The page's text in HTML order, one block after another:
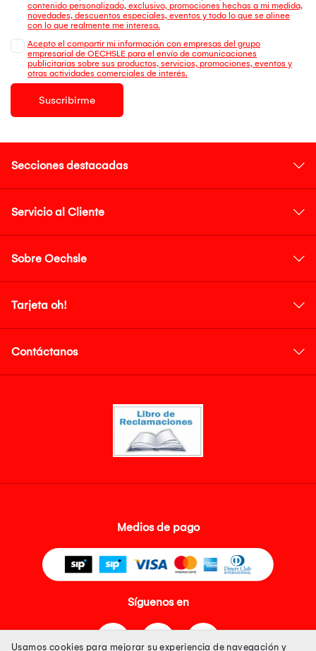
contenido personalizado, exclusivo, promociones hechas a mi medida,
novedades, descuentos especiales, eventos y todo lo que se alinee
con lo que realmente me interesa.
Acepto el compartir mi información con empresas del grupo
empresarial de OECHSLE para el envío de comunicaciones
publicitarias sobre sus productos, servicios, promociones, eventos y
otras actividades comerciales de interés.
Suscribirme
Secciones destacadas
Servicio al Cliente
Sobre Oechsle
Tarjeta oh!
Contáctanos
Medios de pago
Síguenos en
Usamos cookies para mejorar su experiencia de navegación y